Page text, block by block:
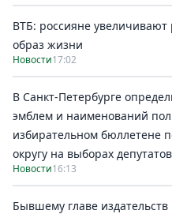
ВТБ: россияне
образ жизни
Новости17:02
В Санкт-Петербурге
эмблем и наименований
избирательном бюллетене
округу на выборах
Новости16:13
Бывшему главе